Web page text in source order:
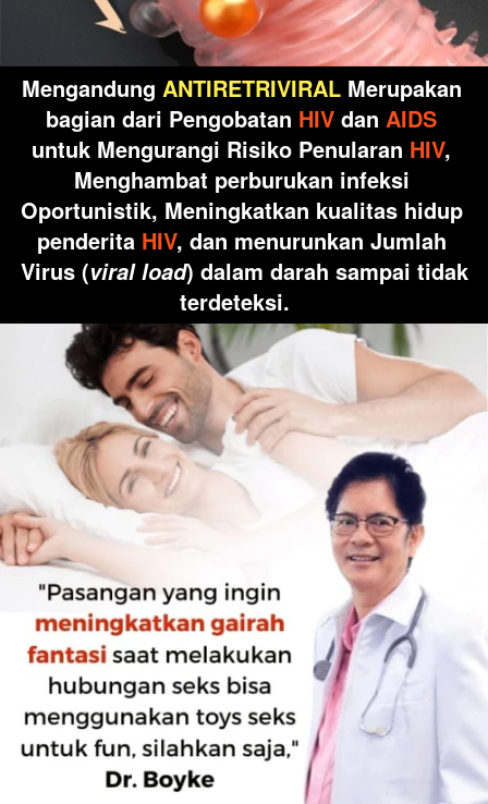
Mengandung ANTIRETRIVIRAL Merupakan
bagian dari Pengobatan HIV dan
untuk Mengurangi Risiko Penularan HIV,
Menghambat perburukan infeksi
Oportunistik, Meningkatkan kualitas hidup
penderita HIV, dan menurunkan Jumlah
Virus (viral load) dalam darah sampai tidak
terdeteksi.